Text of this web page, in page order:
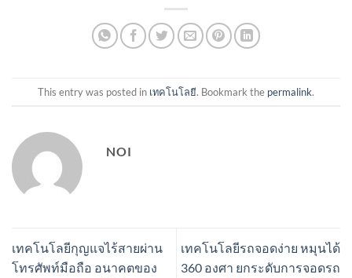
This entry was posted in เทคโนโลยี. Bookmark the permalink.
NOI
เทคโนโลยีกุญแจไร้สายผ่าน
โทรศัพท์มือถือ อนาคตของ
เทคโนโลยีรถจอดง่าย หมุนได้
360 องศา ยกระดับการจอดรถ